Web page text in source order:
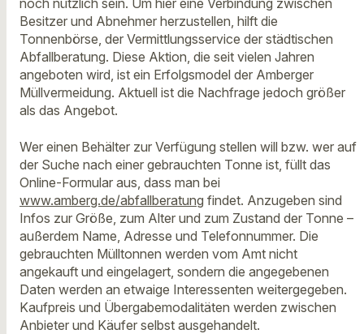
noch nützlich sein. Um hier eine Verbindung zwischen
Besitzer und Abnehmer herzustellen, hilft die
Tonnenbörse, der Vermittlungsservice der städtischen
Abfallberatung. Diese Aktion, die seit vielen Jahren
angeboten wird, ist ein Erfolgsmodel der Amberger
Müllvermeidung. Aktuell ist die Nachfrage jedoch größer
als das Angebot.
Wer einen Behälter zur Verfügung stellen will bzw. wer auf
der Suche nach einer gebrauchten Tonne ist, füllt das
Online-Formular aus, dass man bei
www.amberg.de/abfallberatung findet. Anzugeben sind
Infos zur Größe, zum Alter und zum Zustand der Tonne –
außerdem Name, Adresse und Telefonnummer. Die
gebrauchten Mülltonnen werden vom Amt nicht
angekauft und eingelagert, sondern die angegebenen
Daten werden an etwaige Interessenten weitergegeben.
Kaufpreis und Übergabemodalitäten werden zwischen
Anbieter und Käufer selbst ausgehandelt.